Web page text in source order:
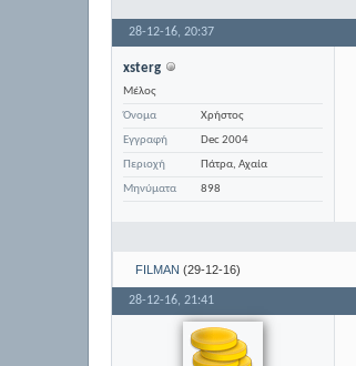
28-12-16,20:37
xsterg
Μέλος
Όνομα
Χρήστος
Εγγραφή
Dec 2004
Περιοχή
Πάτρα, Αχαία
Μηνύματα
898
FILMAN (29-12-16)
28-12-16,21:41